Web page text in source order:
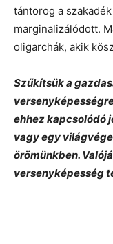
tántorog a
marginalizálódott.
oligarchák, akik
Szűkítsük a
ehhez kapcsolódó
vagy egy
örömünkben.
versenyképesség